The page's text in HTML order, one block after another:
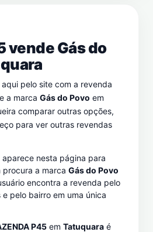
vende Gás do
pelo site com a revenda
a marca Gás do Povo em
comparar outras opções,
para ver outras revendas
aparece nesta página para
a marca Gás do Povo
encontra a revenda pelo
pelo bairro em uma única
P45 em Tatuquara é